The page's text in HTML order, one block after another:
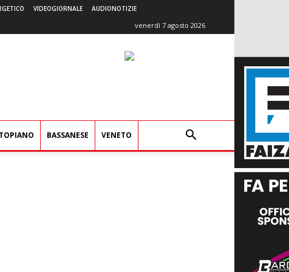
VIDEOGIORNALE AUDIONOTIZIE
venerdì 7 agosto 2026
BASSANESE VENETO